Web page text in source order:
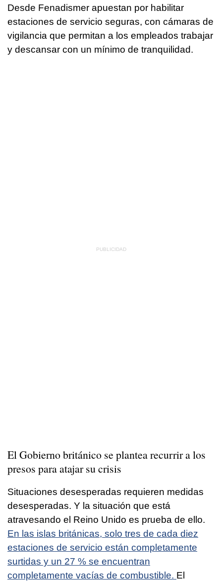
Desde Fenadismer apuestan por habilitar
estaciones de servicio seguras, con cámaras de
vigilancia que permitan a los empleados trabajar
y descansar con un mínimo de tranquilidad.
El Gobierno británico se plantea recurrir a los
presos para atajar su crisis
Situaciones desesperadas requieren medidas
desesperadas. Y la situación que está
atravesando el Reino Unido es prueba de ello.
En las islas británicas, solo tres de cada diez
estaciones de servicio están completamente
surtidas y un 27 % se encuentran
completamente vacías de combustible. El